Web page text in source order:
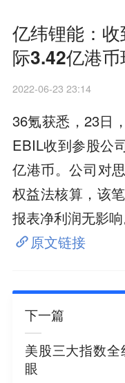
亿纬锂能：
际3.42亿港
2022-06-23 23:14
36氪获悉，23日
EBIL收到参股公
亿港币。公司对
权益法核算，该
报表净利润无影响
原文链接
下一篇
美股三大指数
眼